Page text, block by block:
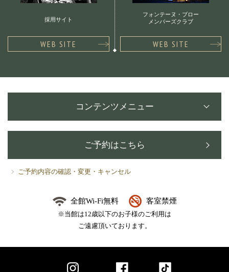
採用サイト
WEB SITE
フォンテーヌ・ブロー
メンバーズクラブ
WEB SITE
コンテンツメニュー
ご予約はこちら
ご予約内容の確認・変更・キャンセル
全館Wi-Fi無料 客室禁煙
※当館は12歳以下のお子様のご利用は
ご遠慮頂いております。